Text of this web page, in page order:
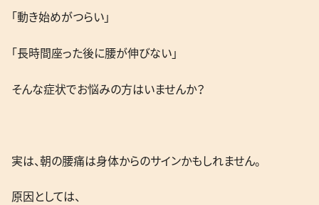
「動き始めがつらい」
「長時間座った後に腰が伸びない」
そんな症状でお悩みの方はいませんか？
実は、朝の腰痛は身体からのサインかもしれません。
原因としては、